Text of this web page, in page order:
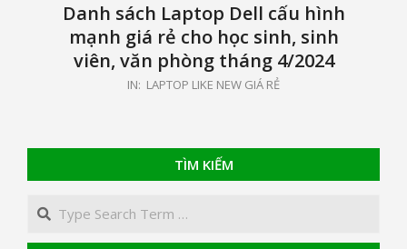
Danh sách Laptop Dell cấu hình
mạnh giá rẻ cho học sinh, sinh
viên, văn phòng tháng 4/2024
IN: LAPTOP LIKE NEW GIÁ RẺ
TÌM KIẾM
Search